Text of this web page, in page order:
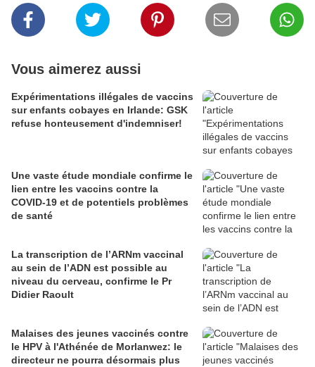
Vous aimerez aussi
Expérimentations illégales de vaccins
sur enfants cobayes en Irlande: GSK
refuse honteusement d'indemniser!
Une vaste étude mondiale confirme le
lien entre les vaccins contre la
COVID-19 et de potentiels problèmes
de santé
La transcription de l’ARNm vaccinal
au sein de l’ADN est possible au
niveau du cerveau, confirme le Pr
Didier Raoult
Malaises des jeunes vaccinés contre
le HPV à l'Athénée de Morlanwez: le
directeur ne pourra désormais plus